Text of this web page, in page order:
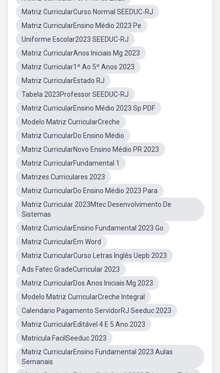
Matriz CurricularCurso Normal SEEDUC-RJ
Matriz CurricularEnsino Médio 2023 Pe
Uniforme Escolar2023 SEEDUC-RJ
Matriz CurricularAnos Iniciais Mg 2023
Matriz Curricular1º Ao 5º Anos 2023
Matriz CurricularEstado RJ
Tabela 2023Professor SEEDUC-RJ
Matriz CurricularEnsino Médio 2023 Sp PDF
Modelo Matriz CurricularCreche
Matriz CurricularDo Ensino Médio
Matriz CurricularNovo Ensino Médio PR 2023
Matriz CurricularFundamental 1
Matrizes Curriculares 2023
Matriz CurricularDo Ensino Médio 2023 Para
Matriz Curricular 2023Mtec Desenvolvimento De
Sistemas
Matriz CurricularEnsino Fundamental 2023 Go
Matriz CurricularEm Word
Matriz CurricularCurso Letras Inglês Uepb 2023
Ads Fatec GradeCurricular 2023
Matriz CurricularDos Anos Iniciais Mg 2023
Modelo Matriz CurricularCreche Integral
Calendario Pagamento ServidorRJ Seeduc 2023
Matriz CurricularEditável 4 E 5 Ano 2023
Matricula FacilSeeduc 2023
Matriz CurricularEnsino Fundamental 2023 Aulas
Semanais